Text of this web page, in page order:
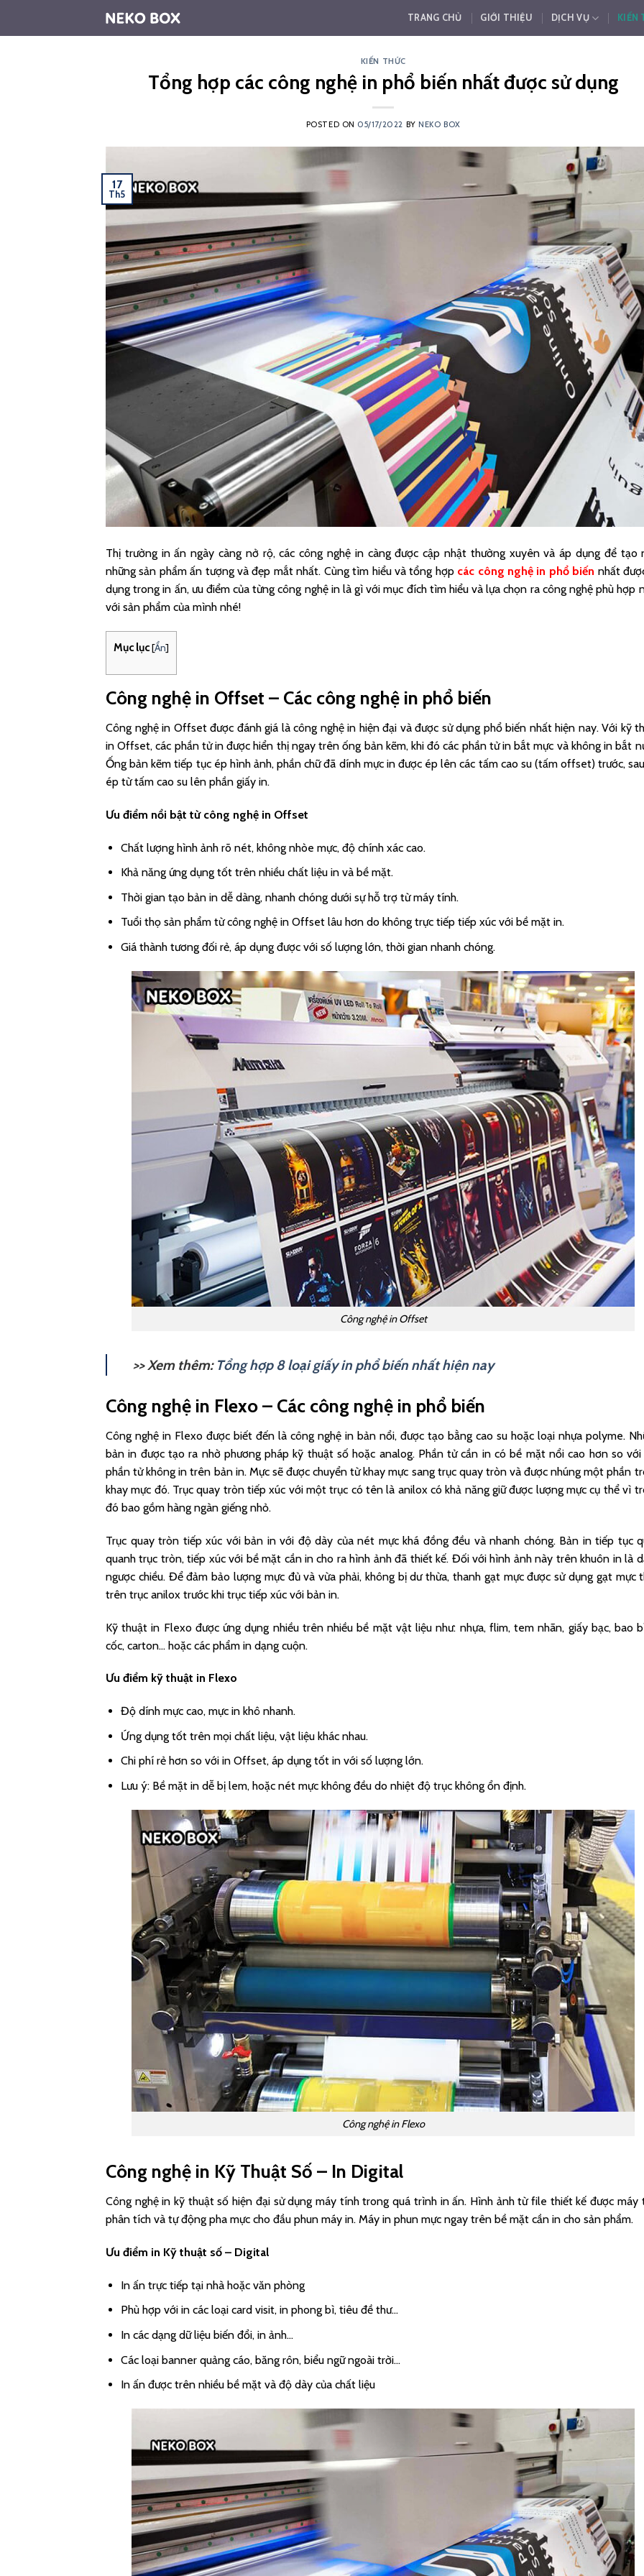
TRANG CHỦ GIỚI THIỆU DỊCH VỤ KIẾN
KIẾN THỨC
Tổng hợp các công nghệ in phổ biến nhất được sử dụng
POSTED ON 05/17/2022 BY NEKO BOX
17
Th5
Thị trường in ấn ngày càng nở rộ, các công nghệ in càng được cập nhật thường xuyên và áp dụng để tạo
những sản phẩm ấn tượng và đẹp mắt nhất. Cùng tìm hiểu và tổng hợp các công nghệ in phổ biến nhất
dụng trong in ấn, ưu điểm của từng công nghệ in là gì với mục đích tìm hiểu và lựa chọn ra công nghệ phù hợp
với sản phẩm của mình nhé!
Mục lục[Ẩn]
Công nghệ in Offset – Các công nghệ in phổ biến
Công nghệ in Offset được đánh giá là công nghệ in hiện đại và được sử dụng phổ biến nhất hiện nay. Với kỹ
in Offset, các phần tử in được hiển thị ngay trên ống bản kẽm, khi đó các phần tử in bắt mực và không in bắt
Ống bản kẽm tiếp tục ép hình ảnh, phần chữ đã dính mực in được ép lên các tấm cao su (tấm offset) trước,
ép từ tấm cao su lên phần giấy in.
Ưu điểm nổi bật từ công nghệ in Offset
Chất lượng hình ảnh rõ nét, không nhòe mực, độ chính xác cao.
Khả năng ứng dụng tốt trên nhiều chất liệu in và bề mặt.
Thời gian tạo bản in dễ dàng, nhanh chóng dưới sự hỗ trợ từ máy tính.
Tuổi thọ sản phẩm từ công nghệ in Offset lâu hơn do không trực tiếp tiếp xúc với bề mặt in.
Giá thành tương đối rẻ, áp dụng được với số lượng lớn, thời gian nhanh chóng.
Công nghệ in Offset
>> Xem thêm: Tổng hợp 8 loại giấy in phổ biến nhất hiện nay
Công nghệ in Flexo – Các công nghệ in phổ biến
Công nghệ in Flexo được biết đến là công nghệ in bản nổi, được tạo bằng cao su hoặc loại nhựa polyme.
bản in được tạo ra nhờ phương pháp kỹ thuật số hoặc analog. Phần tử cần in có bề mặt nổi cao hơn so với
phần tử không in trên bản in. Mực sẽ được chuyển từ khay mực sang trục quay tròn và được nhúng một phần
khay mực đó. Trục quay tròn tiếp xúc với một trục có tên là anilox có khả năng giữ được lượng mực cụ thể vì
đó bao gồm hàng ngàn giếng nhỏ.
Trục quay tròn tiếp xúc với bản in với độ dày của nét mực khá đồng đều và nhanh chóng. Bản in tiếp tục
quanh trục tròn, tiếp xúc với bề mặt cần in cho ra hình ảnh đã thiết kế. Đối với hình ảnh này trên khuôn in là
ngược chiều. Để đảm bảo lượng mực đủ và vừa phải, không bị dư thừa, thanh gạt mực được sử dụng gạt mực
trên trục anilox trước khi trục tiếp xúc với bản in.
Kỹ thuật in Flexo được ứng dụng nhiều trên nhiều bề mặt vật liệu như: nhựa, flim, tem nhãn, giấy bạc, bao
cốc, carton… hoặc các phẩm in dạng cuộn.
Ưu điểm kỹ thuật in Flexo
Độ dính mực cao, mực in khô nhanh.
Ứng dụng tốt trên mọi chất liệu, vật liệu khác nhau.
Chi phí rẻ hơn so với in Offset, áp dụng tốt in với số lượng lớn.
Lưu ý: Bề mặt in dễ bị lem, hoặc nét mực không đều do nhiệt độ trục không ổn định.
Công nghệ in Flexo
Công nghệ in Kỹ Thuật Số – In Digital
Công nghệ in kỹ thuật số hiện đại sử dụng máy tính trong quá trình in ấn. Hình ảnh từ file thiết kế được máy
phân tích và tự động pha mực cho đầu phun máy in. Máy in phun mực ngay trên bề mặt cần in cho sản phẩm.
Ưu điểm in Kỹ thuật số – Digital
In ấn trực tiếp tại nhà hoặc văn phòng
Phù hợp với in các loại card visit, in phong bì, tiêu đề thư…
In các dạng dữ liệu biến đổi, in ảnh…
Các loại banner quảng cáo, băng rôn, biểu ngữ ngoài trời…
In ấn được trên nhiều bề mặt và độ dày của chất liệu